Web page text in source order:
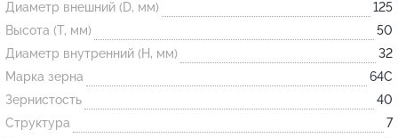
Огнеупорные
изделия
Скачать каталог
Тигель
Диаметр внешний (D, мм)
125
Высота (T, мм)
50
Диаметр внутренний (H, мм)
32
Марка зерна
64С
Зернистость
40
Структура
7